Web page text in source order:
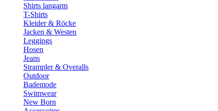
Shirts langarm
T-Shirts
Kleider & Röcke
Jacken & Westen
Leggings
Hosen
Jeans
Strampler & Overalls
Outdoor
Bademode
Swimwear
New Born